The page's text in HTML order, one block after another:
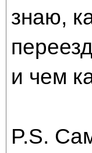
знаю,
и чем
P.S.